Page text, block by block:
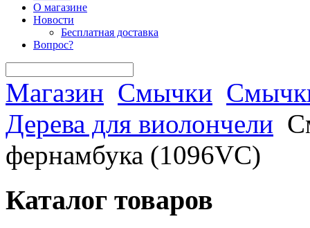
О магазине
Новости
Бесплатная доставка
Вопрос?
Магазин Смычки
Дерева для виолончели
фернамбука (1096VC)
Каталог товаров